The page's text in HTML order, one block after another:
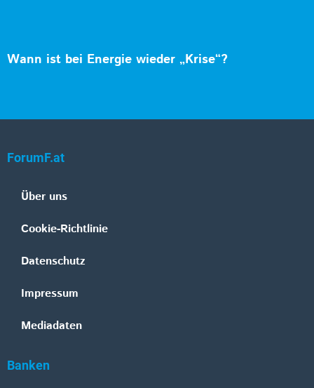
Wann ist bei Energie wieder „Krise“?
ForumF.at
Über uns
Cookie-Richtlinie
Datenschutz
Impressum
Mediadaten
Banken